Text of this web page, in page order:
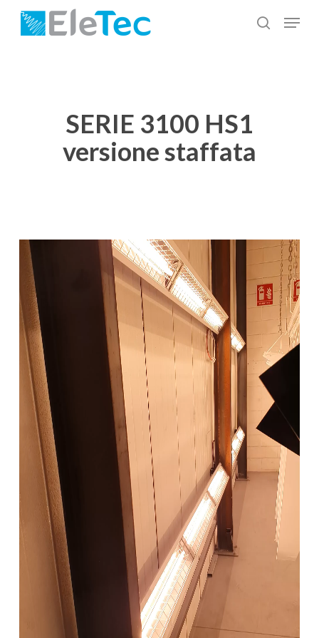
Salta
cerca
Menu
SERIE 3100 HS1
versione staffata
Video
Player